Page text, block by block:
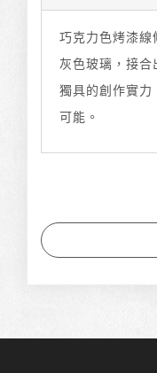
巧克力色烤漆線
灰色玻璃，接
獨具的創作實力
可能。